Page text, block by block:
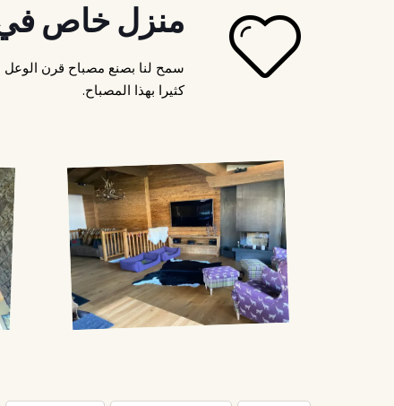
منزل خاص في
سمح لنا بصنع مصباح قرن الوعل
كثيرا بهذا المصباح.